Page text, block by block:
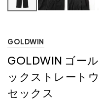
GOLDWIN
GOLDWIN ゴー
ックストレート
セックス